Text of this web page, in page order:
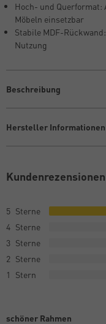
Hoch- und Querformat:
Möbeln einsetzbar
Stabile MDF-
Nutzung
Beschreibung
Hersteller Informationen
Kundenrezensionen
5
4
3
2
1
schöner Rahmen